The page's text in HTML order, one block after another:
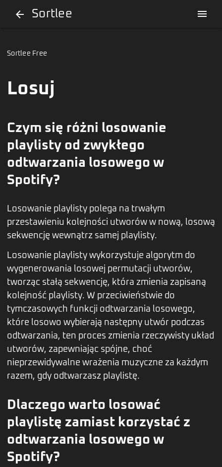
arrow_back Sortlee menu
Sortlee Free
Losuj
Czym się różni losowanie
playlisty od zwykłego
odtwarzania losowego w
Spotify?
Losowanie playlisty polega na trwałym
przestawieniu kolejności utworów w nową, losową
sekwencję wewnątrz samej playlisty.
Losowanie playlisty wykorzystuje algorytm do
wygenerowania losowej permutacji utworów,
tworząc stałą sekwencję, która zmienia zapisaną
kolejność playlisty. W przeciwieństwie do
tymczasowych funkcji odtwarzania losowego,
które losowo wybierają następny utwór podczas
odtwarzania, ten proces zmienia rzeczywisty układ
utworów, zapewniając spójne, choć
nieprzewidywalne wrażenia muzyczne za każdym
razem, gdy odtwarzasz playlistę.
Dlaczego warto losować
playlistę zamiast korzystać z
odtwarzania losowego w
Spotify?